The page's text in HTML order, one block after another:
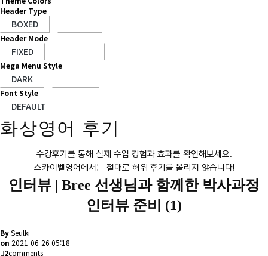
Header Type
Header Mode
Mega Menu Style
Font Style
화상영어 후기
수강후기를 통해 실제 수업 경험과 효과를 확인해보세요.
스카이벨영어에서는 절대로 허위 후기를 올리지 않습니다!
인터뷰 | Bree 선생님과 함께한 박사과정
인터뷰 준비 (1)
BySeulki
on 2021-06-26 05:18
2comments